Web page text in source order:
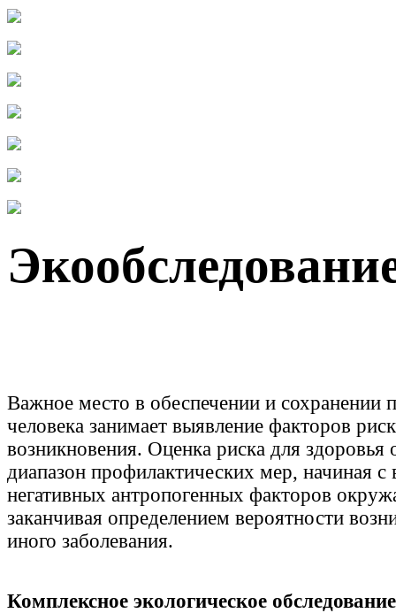
Важное место в обеспечении и сохранении
человека занимает выявление факторов
возникновения. Оценка риска для здоровья
диапазон профилактических мер, начиная с
негативных антропогенных факторов
заканчивая определением вероятности
иного заболевания.
Комплексное экологическое